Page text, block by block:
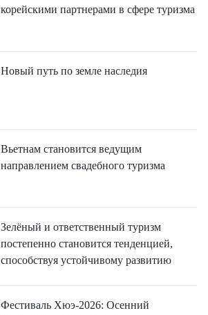
корейскими партнерами в сфере туризма
Новый путь по земле наследия
Вьетнам становится ведущим
направлением свадебного туризма
Зелёный и ответственный туризм
постепенно становится тенденцией,
способствуя устойчивому развитию
Фестиваль Хюэ-2026: Осенний